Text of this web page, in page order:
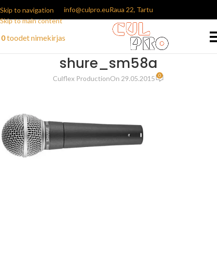
Skip to navigation
Skip to main content
info@culpro.euRaua 22, Tartu
0toodetnimekirjas
shure_sm58a
Culflex ProductionOn 29.05.2015 0